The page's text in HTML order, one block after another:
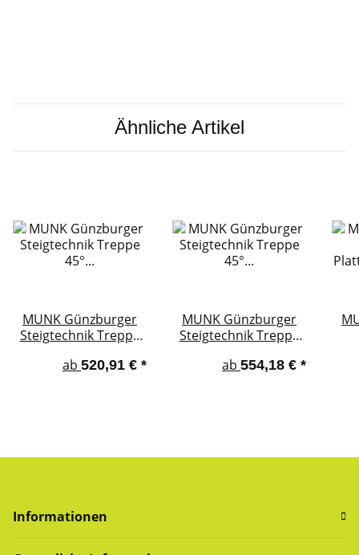
Ähnliche Artikel
MUNK Günzburger
Steigtechnik Treppe
mm Aluminium
ab 520,91 € *
MUNK Günzburger
Steigtechnik Treppe
mm Aluminium
ab 554,18 € *
Informationen